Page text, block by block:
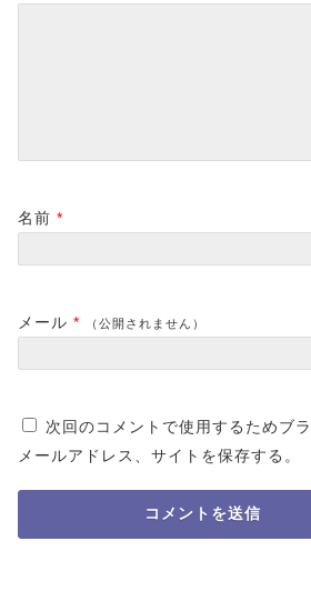
名前 *
メール * （公開されません）
次回のコメントで使用するためブ
メールアドレス、サイトを保存する。